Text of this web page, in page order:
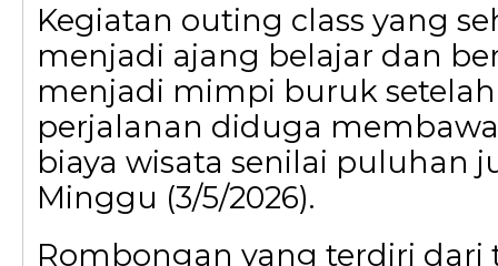
Kegiatan outing class yang
menjadi ajang belajar dan
menjadi mimpi buruk
perjalanan diduga
biaya wisata senilai puluhan
Minggu (3/5/2026).
Rombongan yang terdiri dari